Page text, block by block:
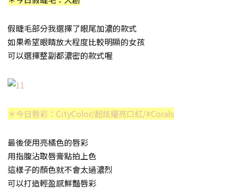
假睫毛部分我選擇了眼尾加濃的款式
如果希望眼睛放大程度比較明顯的女孩
可以選擇整副都濃密的款式喔
＊今日唇彩：CityColor/超炫耀亮口紅/#Corals
最後使用亮橘色的唇彩
用指腹沾取唇膏點拍上色
這樣子的顏色就不會太過濃烈
可以打造輕盈感鮮豔唇彩